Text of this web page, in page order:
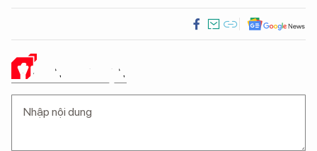
Ý KIẾN CỦA BẠN